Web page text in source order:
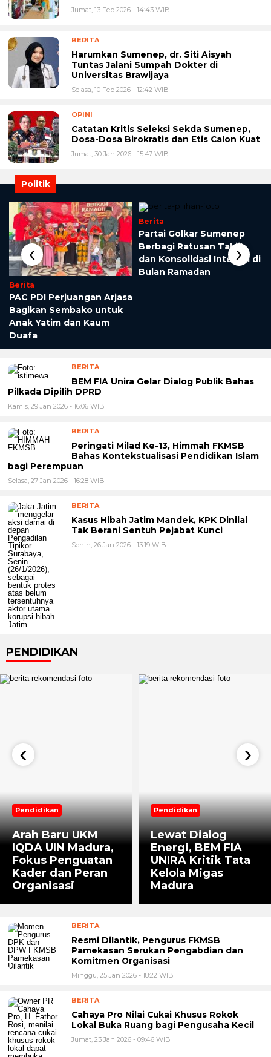
Jumat, 13 Feb 2026 - 14:43 WIB
BERITA
Harumkan Sumenep, dr. Siti Aisyah
Tuntas Jalani Sumpah Dokter di
Universitas Brawijaya
Selasa, 10 Feb 2026 - 12:42 WIB
OPINI
Catatan Kritis Seleksi Sekda Sumenep,
Dosa-Dosa Birokratis dan Etis Calon Kuat
Jumat, 30 Jan 2026 - 15:47 WIB
Politik
Berita
PAC PDI Perjuangan Arjasa
Bagikan Sembako untuk
Anak Yatim dan Kaum
Duafa
Berita
Partai Golkar Sumenep
Berbagi Ratusan Takjil
dan Konsolidasi Internal di
Bulan Ramadan
‹ ›
BERITA
BEM FIA Unira Gelar Dialog Publik Bahas
Pilkada Dipilih DPRD
Kamis, 29 Jan 2026 - 16:06 WIB
BERITA
Peringati Milad Ke-13, Himmah FKMSB
Bahas Kontekstualisasi Pendidikan Islam
bagi Perempuan
Selasa, 27 Jan 2026 - 16:28 WIB
BERITA
Kasus Hibah Jatim Mandek, KPK Dinilai
Tak Berani Sentuh Pejabat Kunci
Senin, 26 Jan 2026 - 13:19 WIB
PENDIDIKAN
Pendidikan
Arah Baru UKM
IQDA UIN Madura,
Fokus Penguatan
Kader dan Peran
Organisasi
Pendidikan
Lewat Dialog
Energi, BEM FIA
UNIRA Kritik Tata
Kelola Migas
Madura
‹ ›
BERITA
Resmi Dilantik, Pengurus FKMSB
Pamekasan Serukan Pengabdian dan
Komitmen Organisasi
Minggu, 25 Jan 2026 - 18:22 WIB
BERITA
Cahaya Pro Nilai Cukai Khusus Rokok
Lokal Buka Ruang bagi Pengusaha Kecil
Jumat, 23 Jan 2026 - 09:46 WIB